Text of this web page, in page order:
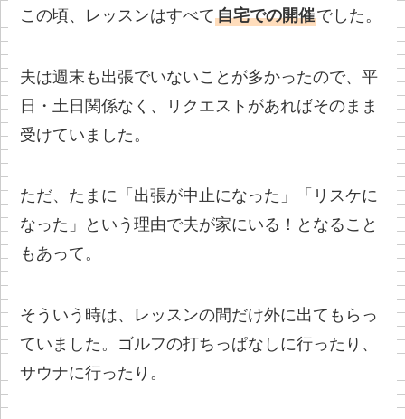
この頃、レッスンはすべて自宅での開催でした。
夫は週末も出張でいないことが多かったので、平
日・土日関係なく、リクエストがあればそのまま
受けていました。
ただ、たまに「出張が中止になった」「リスケに
なった」という理由で夫が家にいる！となること
もあって。
そういう時は、レッスンの間だけ外に出てもらっ
ていました。ゴルフの打ちっぱなしに行ったり、
サウナに行ったり。